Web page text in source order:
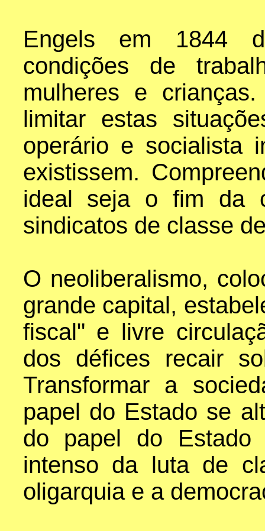
Engels em 1844
condições de
mulheres e
limitar estas
operário e socialista
existissem.
ideal seja o fim da
sindicatos de classe
O neoliberalismo,
grande capital,
fiscal" e livre
dos défices recair
Transformar a
papel do Estado se
do papel do
intenso da luta de
oligarquia e a